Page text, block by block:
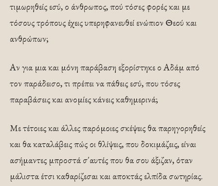
τιμωρηθείς εσύ, ο άνθρωπος, πού τόσες φορές και με
τόσους τρόπους έχεις υπερηφανευθεί ενώπιον Θεού και
ανθρώπων;
Αν για μια και μόνη παράβαση εξορίστηκε ο Αδάμ από
τον παράδεισο, τι πρέπει να πάθεις εσύ, που τόσες
παραβάσεις και ανομίες κάνεις καθημερινά;
Με τέτοιες και άλλες παρόμοιες σκέψεις θα παρηγορηθείς
και θα καταλάβεις πώς οι θλίψεις, που δοκιμάζεις, είναι
ασήμαντες μπροστά σ΄αυτές που θα σου άξιζαν, όταν
μάλιστα έτσι καθαρίζεσαι και αποκτάς ελπίδα σωτηρίας.